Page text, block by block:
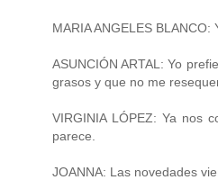
MARIA ANGELES BLANCO:
ASUNCIÓN ARTAL: Yo
grasos y que no me
VIRGINIA LÓPEZ: Ya nos
parece.
JOANNA: Las novedades